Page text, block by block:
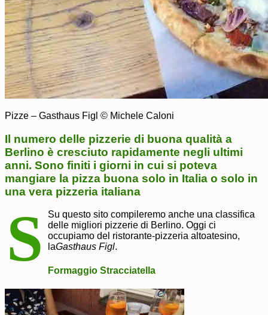
Pizze – Gasthaus Figl © Michele Caloni
Il numero delle pizzerie di buona qualità a
Berlino è cresciuto rapidamente negli ultimi
anni. Sono finiti i giorni in cui si poteva
mangiare la pizza buona solo in Italia o solo in
una vera pizzeria italiana
S
Su questo sito compileremo anche una classifica
delle migliori pizzerie di Berlino. Oggi ci
occupiamo del ristorante-pizzeria altoatesino,
laGasthaus Figl.
Formaggio Stracciatella